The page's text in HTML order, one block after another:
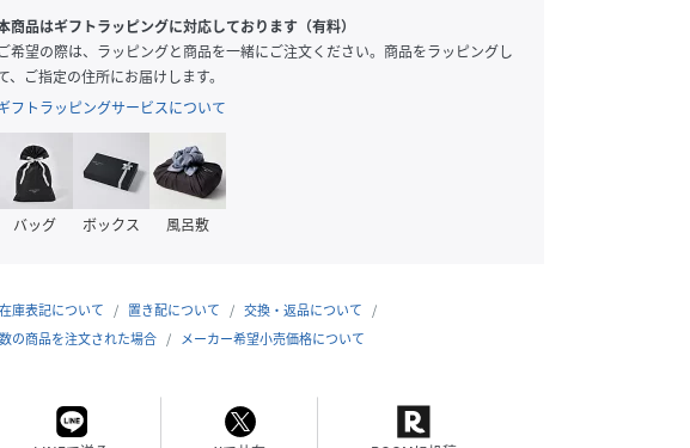
商品はギフトラッピングに対応しております（有料）
ご希望の際は、ラッピングと商品を一緒にご注文ください。商品をラッピングし
、ご指定の住所にお届けします。
フトラッピングサービスについて
バッグ ボックス 風呂敷
庫表記について 置き配について
交換・返品について
の商品を注文された場合
メーカー希望小売価格について